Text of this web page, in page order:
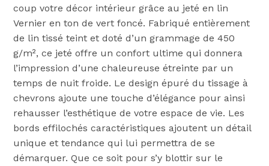
coup votre décor intérieur grâce au jeté en lin
Vernier en ton de vert foncé. Fabriqué entièrement
de lin tissé teint et doté d’un grammage de 450
g/m², ce jeté offre un confort ultime qui donnera
l’impression d’une chaleureuse étreinte par un
temps de nuit froide. Le design épuré du tissage à
chevrons ajoute une touche d’élégance pour ainsi
rehausser l’esthétique de votre espace de vie. Les
bords effilochés caractéristiques ajoutent un détail
unique et tendance qui lui permettra de se
démarquer. Que ce soit pour s’y blottir sur le